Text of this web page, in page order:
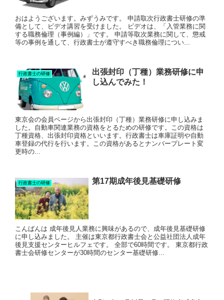
おはようございます。みずうみです。 申請取次行政書士研修の準
備として、ビデオ講習を受けました。 ビデオは、「入管業務に関
する職務倫理（事例編）」です。 申請等取次業務に関して、懲戒
等の事例を通して、行政書士が遵守すべき職務倫理につい...
行政書士の研修
出張封印（丁種）業務研修に申
し込んでみた！
東京会の会員ページから出張封印（丁種）業務研修に申し込みま
した。自動車関連業務の資格をとるための研修です。この資格は
丁種資格、出張封印資格といいます。行政書士は車庫証明や自動
車登録の代行を行います。この資格があるとナンバープレート変
更時の...
行政書士の研修 第17期成年後見基礎研修
こんばんは 成年後見人業務に興味があるので、成年後見基礎研修
に申し込みました。 主催は東京都行政書士会と公益社団法人成年
後見支援センターヒルフェです。 全部で60時間です。 東京都行政
書士会研修センターが30時間のセンター基礎研修...